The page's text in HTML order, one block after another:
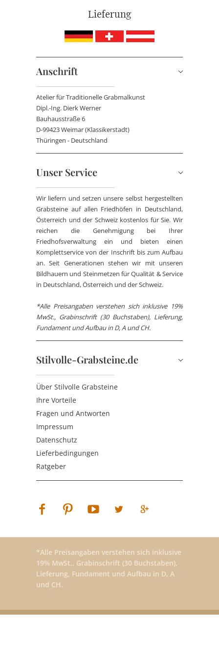
Lieferung
Anschrift
Atelier für Traditionelle Grabmalkunst
Dipl.-Ing. Dierk Werner
Bauhausstraße 6
D-99423 Weimar (Klassikerstadt)
Thüringen - Deutschland
Unser Service
Wir liefern und setzen unsere selbst hergestellten
Grabsteine auf allen Friedhöfen in Deutschland,
Österreich und der Schweiz kostenlos für Sie. Wir
reichen die Genehmigung bei Ihrer
Friedhofsverwaltung ein und bieten einen
Komplettservice von der Inschrift bis zum Aufbau
an. Seit Generationen stehen wir mit unseren
Bildhauern und Steinmetzen für Qualität & Service
in Deutschland, Österreich und der Schweiz.
*Alle Preisangaben verstehen sich inklusive 19%
MwSt., Grabinschrift (30 Buchstaben), Lieferung,
Fundament und Aufbau in D, A und CH.
Stilvolle-Grabsteine.de
Über Stilvolle Grabsteine
Ihre Vorteile
Fragen und Antworten
Impressum
Datenschutz
Lieferbedingungen
Ratgeber
*Alle Preisangaben verstehen sich inklusive
19% MwSt., Grabinschrift (30 Buchstaben),
Lieferung, Fundament und Aufbau in D, A
und CH.